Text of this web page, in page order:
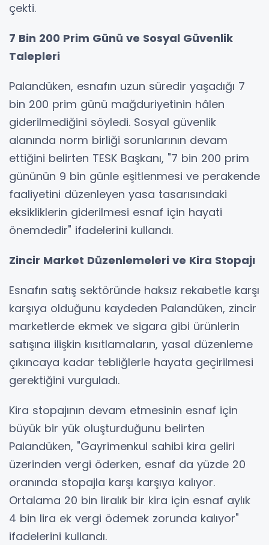
çekti.
7 Bin 200 Prim Günü ve Sosyal Güvenlik
Talepleri
Palandüken, esnafın uzun süredir yaşadığı 7
bin 200 prim günü mağduriyetinin hâlen
giderilmediğini söyledi. Sosyal güvenlik
alanında norm birliği sorunlarının devam
ettiğini belirten TESK Başkanı, "7 bin 200 prim
gününün 9 bin günle eşitlenmesi ve perakende
faaliyetini düzenleyen yasa tasarısındaki
eksikliklerin giderilmesi esnaf için hayati
önemdedir" ifadelerini kullandı.
Zincir Market Düzenlemeleri ve Kira Stopajı
Esnafın satış sektöründe haksız rekabetle karşı
karşıya olduğunu kaydeden Palandüken, zincir
marketlerde ekmek ve sigara gibi ürünlerin
satışına ilişkin kısıtlamaların, yasal düzenleme
çıkıncaya kadar tebliğlerle hayata geçirilmesi
gerektiğini vurguladı.
Kira stopajının devam etmesinin esnaf için
büyük bir yük oluşturduğunu belirten
Palandüken, "Gayrimenkul sahibi kira geliri
üzerinden vergi öderken, esnaf da yüzde 20
oranında stopajla karşı karşıya kalıyor.
Ortalama 20 bin liralık bir kira için esnaf aylık
4 bin lira ek vergi ödemek zorunda kalıyor"
ifadelerini kullandı.